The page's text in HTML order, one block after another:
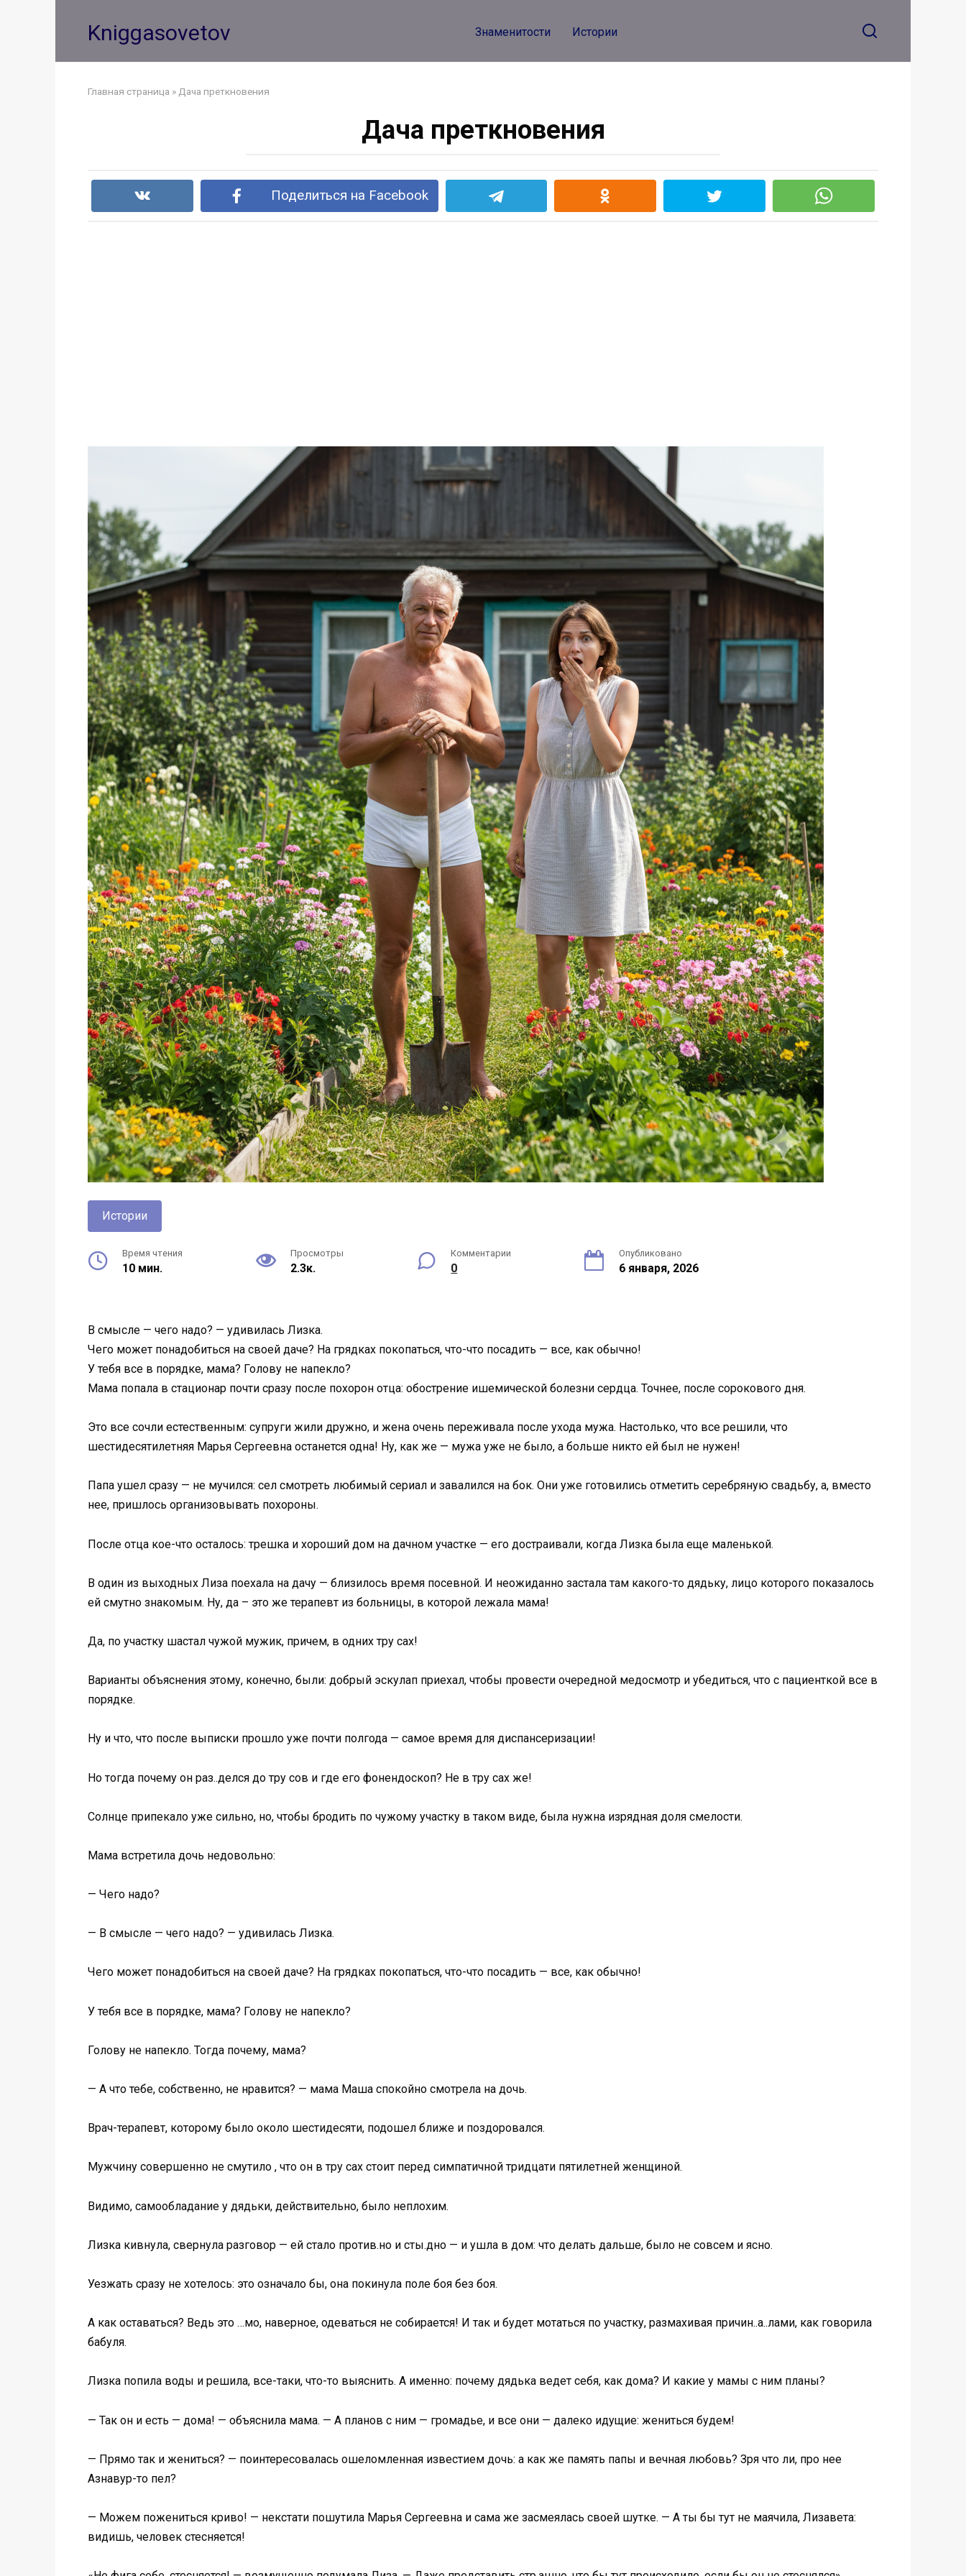
Kniggasovetov Знаменитости Истории
Главная страница » Дача преткновения
Дача преткновения
Поделиться на Facebook
Истории
Время чтения
10 мин.
Просмотры
2.3к.
Комментарии
0
Опубликовано
6 января, 2026
В смысле — чего надо? — удивилась Лизка.
Чего может понадобиться на своей даче? На грядках покопаться, что-что посадить — все, как обычно!
У тебя все в порядке, мама? Голову не напекло?
Мама попала в стационар почти сразу после похорон отца: обострение ишемической болезни сердца. Точнее, после сорокового дня.
Это все сочли естественным: супруги жили дружно, и жена очень переживала после ухода мужа. Настолько, что все решили, что
шестидесятилетняя Марья Сергеевна останется одна! Ну, как же — мужа уже не было, а больше никто ей был не нужен!
Папа ушел сразу — не мучился: сел смотреть любимый сериал и завалился на бок. Они уже готовились отметить серебряную свадьбу, а, вместо
нее, пришлось организовывать похороны.
После отца кое-что осталось: трешка и хороший дом на дачном участке — его достраивали, когда Лизка была еще маленькой.
В один из выходных Лиза поехала на дачу — близилось время посевной. И неожиданно застала там какого-то дядьку, лицо которого показалось
ей смутно знакомым. Ну, да – это же терапевт из больницы, в которой лежала мама!
Да, по участку шастал чужой мужик, причем, в одних тру сах!
Варианты объяснения этому, конечно, были: добрый эскулап приехал, чтобы провести очередной медосмотр и убедиться, что с пациенткой все в
порядке.
Ну и что, что после выписки прошло уже почти полгода — самое время для диспансеризации!
Но тогда почему он раз..делся до тру сов и где его фонендоскоп? Не в тру сах же!
Солнце припекало уже сильно, но, чтобы бродить по чужому участку в таком виде, была нужна изрядная доля смелости.
Мама встретила дочь недовольно:
— Чего надо?
— В смысле — чего надо? — удивилась Лизка.
Чего может понадобиться на своей даче? На грядках покопаться, что-что посадить — все, как обычно!
У тебя все в порядке, мама? Голову не напекло?
Голову не напекло. Тогда почему, мама?
— А что тебе, собственно, не нравится? — мама Маша спокойно смотрела на дочь.
Врач-терапевт, которому было около шестидесяти, подошел ближе и поздоровался.
Мужчину совершенно не смутило , что он в тру сах стоит перед симпатичной тридцати пятилетней женщиной.
Видимо, самообладание у дядьки, действительно, было неплохим.
Лизка кивнула, свернула разговор — ей стало против.но и сты.дно — и ушла в дом: что делать дальше, было не совсем и ясно.
Уезжать сразу не хотелось: это означало бы, она покинула поле боя без боя.
А как оставаться? Ведь это …мо, наверное, одеваться не собирается! И так и будет мотаться по участку, размахивая причин..а..лами, как говорила
бабуля.
Лизка попила воды и решила, все-таки, что-то выяснить. А именно: почему дядька ведет себя, как дома? И какие у мамы с ним планы?
— Так он и есть — дома! — объяснила мама. — А планов с ним — громадье, и все они — далеко идущие: жениться будем!
— Прямо так и жениться? — поинтересовалась ошеломленная известием дочь: а как же память папы и вечная любовь? Зря что ли, про нее
Азнавур-то пел?
— Можем пожениться криво! — некстати пошутила Марья Сергеевна и сама же засмеялась своей шутке. — А ты бы тут не маячила, Лизавета:
видишь, человек стесняется!